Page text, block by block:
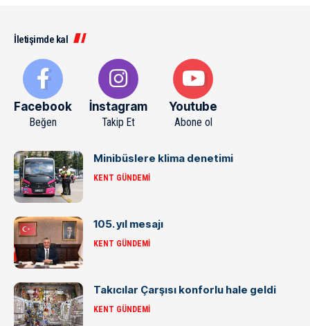
İletişimde kal
Facebook
Beğen
İnstagram
Takip Et
Youtube
Abone ol
Minibüslere klima denetimi
KENT GÜNDEMI
105. yıl mesajı
KENT GÜNDEMI
Takıcılar Çarşısı konforlu hale geldi
KENT GÜNDEMI